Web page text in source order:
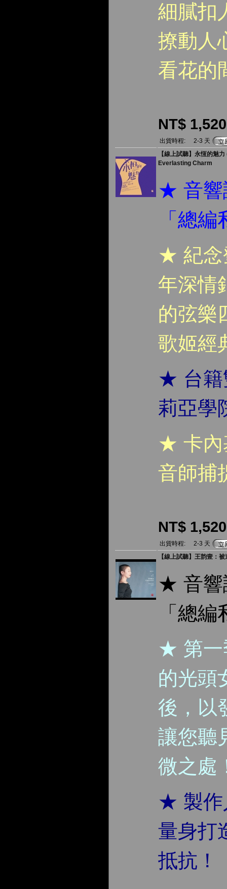
細膩扣
撩動人
看花的
NT$ 1,520
出貨時程:
2-3 天
【線上試聽】永恆的魅
Everlasting Charm
★ 音響
「總
★ 紀念
年深情
的弦樂
歌姬
★ 台籍
莉亞學
★ 卡內
音師捕
NT$ 1,520
出貨時程:
2-3 天
【線上試聽】王韵壹：
★ 音響
「總
★ 第一
的光頭
後，以
讓您聽
微之處
★ 製作
量身打
抵抗！